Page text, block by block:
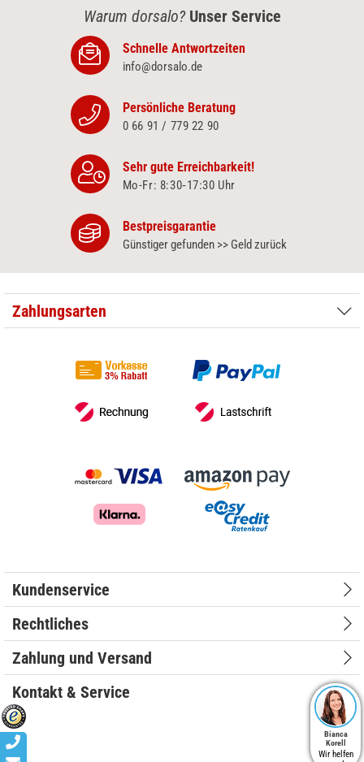
Warum dorsalo? Unser Service
Schnelle Antwortzeiten
info@dorsalo.de
Persönliche Beratung
0 66 91 / 779 22 90
Sehr gute Erreichbarkeit!
Mo-Fr: 8:30‑17:30 Uhr
Bestpreisgarantie
Günstiger gefunden >> Geld zurück
Zahlungsarten
Kundenservice
Rechtliches
Zahlung und Versand
Kontakt & Service
Bianca
Korell
Wir helfen